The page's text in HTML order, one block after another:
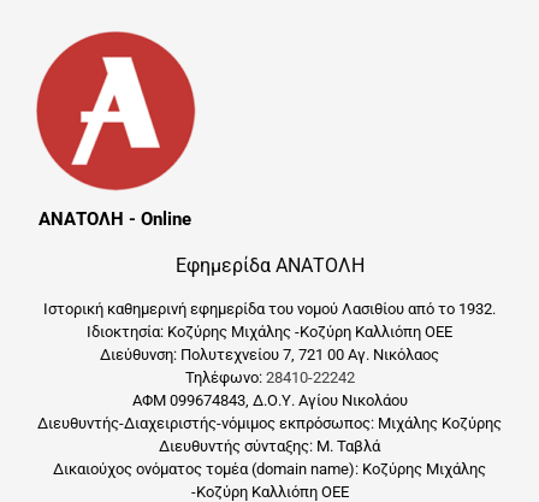
ΑΝΑΤΟΛΗ - Online
Εφημερίδα ΑΝΑΤΟΛΗ
Ιστορική καθημερινή εφημερίδα του νομού Λασιθίου από το 1932.
Ιδιοκτησία: Κοζύρης Μιχάλης -Κοζύρη Καλλιόπη ΟΕΕ
Διεύθυνση: Πολυτεχνείου 7, 721 00 Αγ. Νικόλαος
Τηλέφωνο: 28410-22242
ΑΦΜ 099674843, Δ.Ο.Υ. Αγίου Νικολάου
Διευθυντής-Διαχειριστής-νόμιμος εκπρόσωπος: Μιχάλης Κοζύρης
Διευθυντής σύνταξης: Μ. Ταβλά
Δικαιούχος ονόματος τομέα (domain name): Κοζύρης Μιχάλης
-Κοζύρη Καλλιόπη ΟΕΕ